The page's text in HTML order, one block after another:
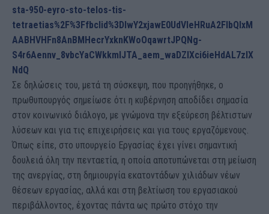
sta-950-eyro-sto-telos-tis-
tetraetias%2F%3Ffbclid%3DIwY2xjawE0UdVleHRuA2FlbQIxM
AABHVHFn8AnBMHecrYxknKWoOqawrtJPQNg-
S4r6Aennv_8vbcYaCWkkmIJTA_aem_waDZlXci6ieHdAL7zIX
NdQ
Σε δηλώσεις του, μετά τη σύσκεψη, που προηγήθηκε, ο
πρωθυπουργός σημείωσε ότι η κυβέρνηση αποδίδει σημασία
στον κοινωνικό διάλογο, με γνώμονα την εξεύρεση βέλτιστων
λύσεων και για τις επιχειρήσεις και για τους εργαζόμενους.
Όπως είπε, στο υπουργείο Εργασίας έχει γίνει σημαντική
δουλειά όλη την πενταετία, η οποία αποτυπώνεται στη μείωση
της ανεργίας, στη δημιουργία εκατοντάδων χιλιάδων νέων
θέσεων εργασίας, αλλά και στη βελτίωση του εργασιακού
περιβάλλοντος, έχοντας πάντα ως πρώτο στόχο την